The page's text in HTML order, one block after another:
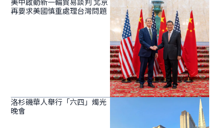
再要求美國慎重處理台灣問題
洛杉磯華人舉行「六四」燭光
晚會